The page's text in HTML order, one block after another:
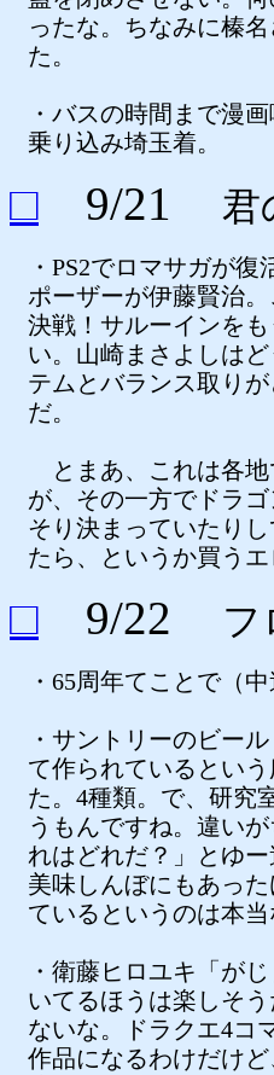
ったな。ちなみに榛
た。
・バスの時間まで漫
乗り込み埼玉着。
□ 9/21 君
・PS2でロマサガが
ポーザーが伊藤賢治
決戦！サルーインを
い。山崎まさよしは
テムとバランス取り
だ。
とまあ、これは各地
が、その一方でドラ
そり決まっていたり
たら、というか買う
□ 9/22 フ
・65周年てことで（
・サントリーのビー
て作られているとい
た。4種類。で、研究
うもんですね。違い
れはどれだ？」とゆ
美味しんぼにもあっ
ているというのは本当
・衛藤ヒロユキ「が
いてるほうは楽しそ
ないな。ドラクエ4コ
作品になるわけだけ